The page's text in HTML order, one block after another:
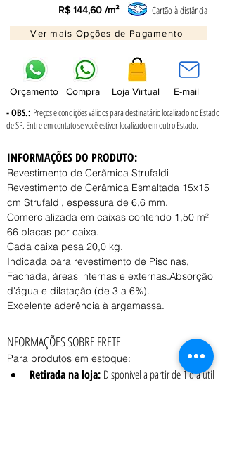
R$ 144,60 /m² Cartão à distância
Ver mais Opções de Pagamento
Orçamento Compra Loja Virtual E-mail
- OBS.: Preços e condições válidos para destinatário localizado no Estado
de SP. Entre em contato se você estiver localizado em outro Estado.
INFORMAÇÕES DO PRODUTO:
Revestimento de Cerãmica Strufaldi
Revestimento de Cerâmica Esmaltada 15x15
cm Strufaldi, espessura de 6,6 mm.
Comercializada em caixas contendo 1,50 m²
66 placas por caixa.
Cada caixa pesa 20,0 kg.
Indicada para revestimento de Piscinas,
Fachada, áreas internas e externas.Absorção
d'água e dilatação (de 3 a 6%).
Excelente aderência à argamassa.
NFORMAÇÕES SOBRE FRETE
Para produtos em estoque:
Retirada na loja: Disponível a partir de 1 dia útil